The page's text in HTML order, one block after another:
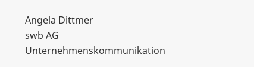
Angela Dittmer
swb AG
Unternehmenskommunikation